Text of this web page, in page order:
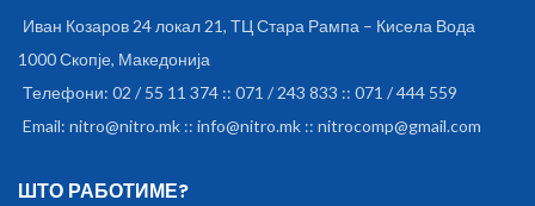
поставен на задната страна
на активниот звучник.
Иван Козаров 24 локал 21, ТЦ Стара Рампа – Кисела Вода
1000 Скопје, Македонија
Телефони: 02 / 55 11 374 :: 071 / 243 833 :: 071 / 444 559
Email: nitro@nitro.mk :: info@nitro.mk :: nitrocomp@gmail.com
ШТО РАБОТИМЕ?